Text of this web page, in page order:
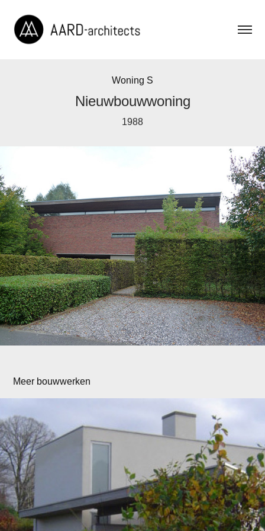
Woning S
Nieuwbouwwoning
1988
Meer bouwwerken